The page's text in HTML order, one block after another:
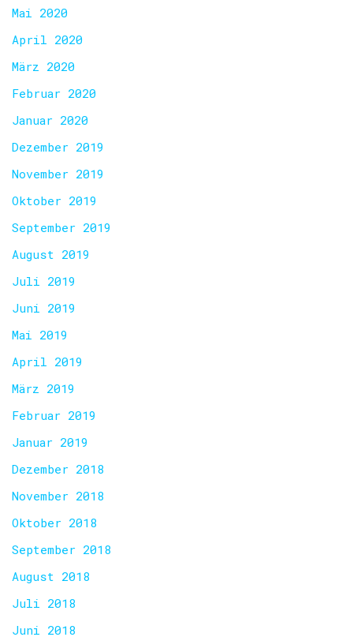
Mai 2020
April 2020
März 2020
Februar 2020
Januar 2020
Dezember 2019
November 2019
Oktober 2019
September 2019
August 2019
Juli 2019
Juni 2019
Mai 2019
April 2019
März 2019
Februar 2019
Januar 2019
Dezember 2018
November 2018
Oktober 2018
September 2018
August 2018
Juli 2018
Juni 2018